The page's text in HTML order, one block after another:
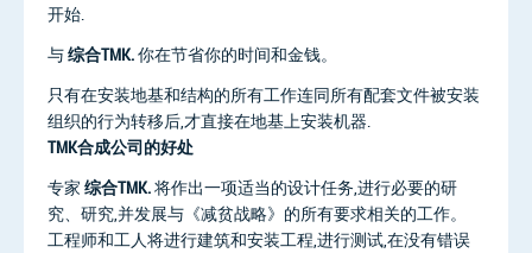
开始.
与综合TMK.你在节省你的时间和金钱。
只有在安装地基和结构的所有工作连同所有配套文件被安装
组织的行为转移后,才直接在地基上安装机器.
TMK合成公司的好处
专家 综合TMK.将作出一项适当的设计任务,进行必要的研
究、研究,并发展与《减贫战略》的所有要求相关的工作。
工程师和工人将进行建筑和安装工程,进行测试,在没有错误